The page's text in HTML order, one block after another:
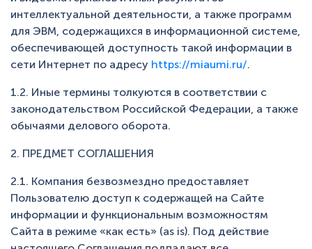
интеллектуальной деятельности, а также программ
для ЭВМ, содержащихся в информационной системе,
обеспечивающей доступность такой информации в
сети Интернет по адресу https://miaumi.ru/.
1.2. Иные термины толкуются в соответствии с
законодательством Российской Федерации, а также
обычаями делового оборота.
2. ПРЕДМЕТ СОГЛАШЕНИЯ
2.1. Компания безвозмездно предоставляет
Пользователю доступ к содержащей на Сайте
информации и функциональным возможностям
Сайта в режиме «как есть» (as is). Под действие